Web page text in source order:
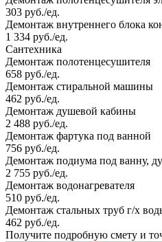
303 руб./ед.
Демонтаж внутреннего блока
1 334 руб./ед.
Сантехника
Демонтаж полотенцесушителя
658 руб./ед.
Демонтаж стиральной машины
462 руб./ед.
Демонтаж душевой кабины
2 488 руб./ед.
Демонтаж фартука под ванной
756 руб./ед.
Демонтаж подиума под ванну,
2 755 руб./ед.
Демонтаж водонагревателя
510 руб./ед.
Демонтаж стальных труб г/х
462 руб./ед.
Получите подробную смету и